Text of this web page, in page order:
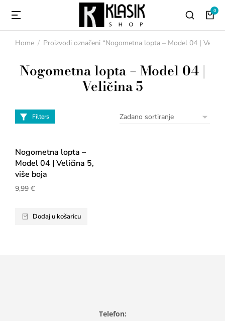
You are here:
Home Proizvodi označeni “Nogometna lopta – Model 04 |
Nogometna lopta – Model 04 |
Veličina 5
Filters
Nogometna lopta –
Model 04 | Veličina 5,
više boja
9,99 €
Dodaj u košaricu
Telefon: